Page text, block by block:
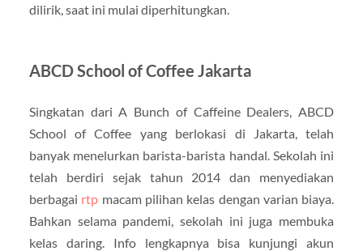
dilirik, saat ini mulai diperhitungkan.
ABCD School of Coffee Jakarta
Singkatan dari A Bunch of Caffeine Dealers, ABCD
School of Coffee yang berlokasi di Jakarta, telah
banyak menelurkan barista-barista handal. Sekolah ini
telah berdiri sejak tahun 2014 dan menyediakan
berbagai rtp macam pilihan kelas dengan varian biaya.
Bahkan selama pandemi, sekolah ini juga membuka
kelas daring. Info lengkapnya bisa kunjungi akun